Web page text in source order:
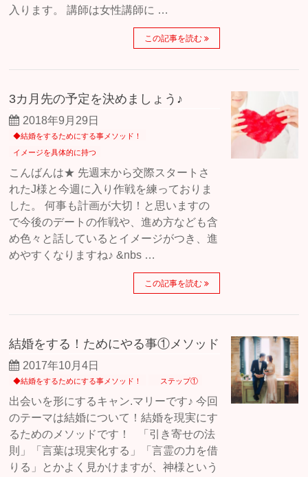
入ります。 講師は女性講師に …
この記事を読む
3カ月先の予定を決めましょう♪
2018年9月29日
◆結婚をするためにする事メソッド！
イメージを具体的に持つ
こんばんは★ 先週末から交際スタートさ
れたJ様と今週に入り作戦を練っておりま
した。 何事も計画が大切！と思いますの
で今後のデートの作戦や、進め方なども含
め色々と話しているとイメージがつき、進
めやすくなりますね♪ &nbs …
この記事を読む
結婚をする！ためにやる事①メソッド
2017年10月4日
◆結婚をするためにする事メソッド！ ステップ①
出会いを形にするキャン.マリーです♪ 今回
のテーマは結婚について！結婚を現実にす
るためのメソッドです！ 「引き寄せの法
則」「言葉は現実化する」「言霊の力を借
りる」とかよく見かけますが、神様という